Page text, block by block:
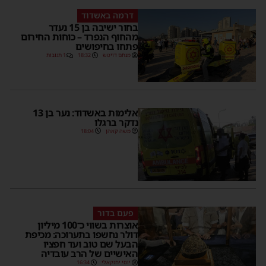
דרמה באשדוד
בחור ישיבה בן 15 נעדר
מהחוף הנפרד – כוחות החירום
פתחו בחיפושים
מנחם דויטש 18:32 1 תגובות
אלימות באשדוד: נער בן 13
נדקר ברגלו
משה קאהן 18:04
פעם בדור
אוצרות בשווי כ־100 מיליון
דולר נחשפו בתערוכה: מכיפת
הבעל שם טוב ועד חפציו
האישיים של הרב עובדיה
יוסי יחזקאלי 16:34